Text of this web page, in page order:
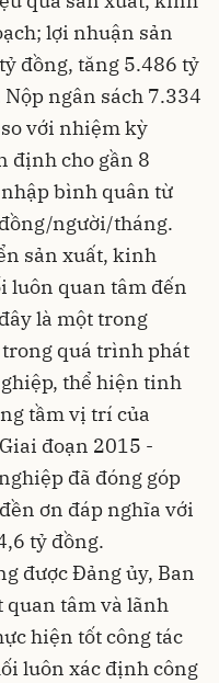
lợi nhuận sản
đồng, tăng 5.486 tỷ
ngân sách 7.334
với nhiệm kỳ
định cho gần 8
bình quân từ
người/tháng.
sản xuất, kinh
luôn quan tâm đến
là một trong
quá trình phát
thể hiện tinh
tầm vị trí của
đoạn 2015 -
đã đóng góp
ơn đáp nghĩa với
tỷ đồng.
được Đảng ủy, Ban
quan tâm và lãnh
hiện tốt công tác
luôn xác định công